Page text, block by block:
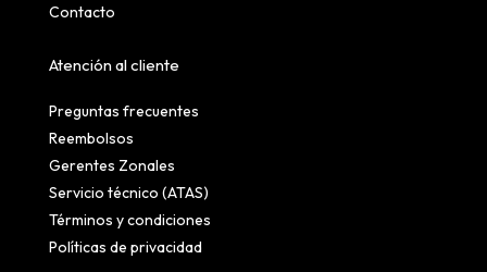
Contacto
Atención al cliente
Preguntas frecuentes
Reembolsos
Gerentes Zonales
Servicio técnico (ATAS)
Términos y condiciones
Políticas de privacidad